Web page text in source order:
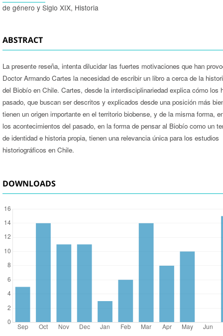
de género y Siglo XIX, Historia
ABSTRACT
La presente reseña, intenta dilucidar las fuertes motivaciones que han
Doctor Armando Cartes la necesidad de escribir un libro a cerca de la
del Biobío en Chile. Cartes, desde la interdisciplinariedad explica cómo los
pasado, que buscan ser descritos y explicados desde una posición más
tienen un origen importante en el territorio biobense, y de la misma forma,
los acontecimientos del pasado, en la forma de pensar al Biobío como un
de identidad e historia propia, tienen una relevancia única para los estudios
historiográficos en Chile.
DOWNLOADS